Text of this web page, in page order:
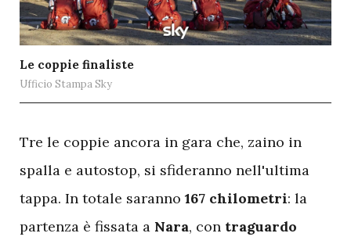
Le coppie finaliste
Ufficio Stampa Sky
Tre le coppie ancora in gara che, zaino in
spalla e autostop, si sfideranno nell'ultima
tappa. In totale saranno 167 chilometri: la
partenza è fissata a Nara, con traguardo